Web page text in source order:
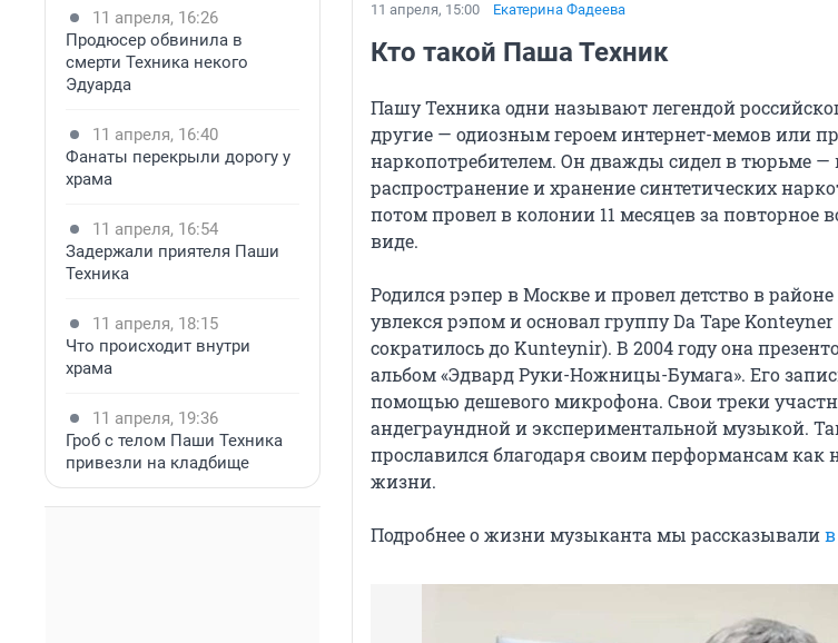
11 апреля, 16:26
Продюсер обвинила в
смерти Техника некого
Эдуарда
11 апреля, 16:40
Фанаты перекрыли дорогу у
храма
11 апреля, 16:54
Задержали приятеля Паши
Техника
11 апреля, 18:15
Что происходит внутри
храма
11 апреля, 19:36
Гроб с телом Паши Техника
привезли на кладбище
11 апреля, 15:00 Екатерина Фадеева
Кто такой Паша Техник
Пашу Техника одни называют легендой
другие — одиозным героем интернет-мемов или
наркопотребителем. Он дважды сидел в тюрьме —
распространение и хранение синтетических
потом провел в колонии 11 месяцев за повторное
виде.
Родился рэпер в Москве и провел детство в
увлекся рэпом и основал группу Da Tape
сократилось до Kunteynir). В 2004 году она
альбом «Эдвард Руки-Ножницы-Бумага». Его
помощью дешевого микрофона. Свои треки
андеграундной и экспериментальной музыкой.
прославился благодаря своим перформансам как
жизни.
Подробнее о жизни музыканта мы рассказывали